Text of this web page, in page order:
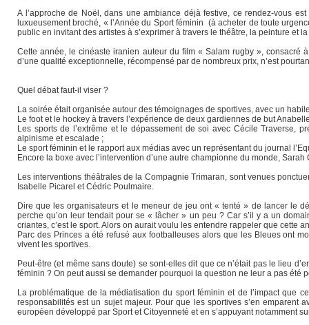
A l’approche de Noël, dans une ambiance déjà festive, ce rendez-vous
luxueusement broché, « l’Année du Sport féminin (à acheter de toute
public en invitant des artistes à s’exprimer à travers le théâtre, la peinture et
Cette année, le cinéaste iranien auteur du film « Salam rugby », consacré
d’une qualité exceptionnelle, récompensé par de nombreux prix, n’est
Quel débat faut-il viser ?
La soirée était organisée autour des témoignages de sportives, avec un
Le foot et le hockey à travers l’expérience de deux gardiennes de but
Les sports de l’extrême et le dépassement de soi avec Cécile Traverse,
alpinisme et escalade ;
Le sport féminin et le rapport aux médias avec un représentant du journal
Encore la boxe avec l’intervention d’une autre championne du monde, Sarah
Les interventions théâtrales de la Compagnie Trimaran, sont venues
Isabelle Picarel et Cédric Poulmaire.
Dire que les organisateurs et le meneur de jeu ont « tenté » de lancer le
perche qu’on leur tendait pour se « lâcher » un peu ? Car s’il y a un
criantes, c’est le sport. Alors on aurait voulu les entendre rappeler que
Parc des Princes a été refusé aux footballeuses alors que les Bleues ont
vivent les sportives.
Peut-être (et même sans doute) se sont-elles dit que ce n’était pas le lieu
féminin ? On peut aussi se demander pourquoi la question ne leur a pas été
La problématique de la médiatisation du sport féminin et de l’impact que
responsabilités est un sujet majeur. Pour que les sportives s’en emparent
européen développé par Sport et Citoyenneté et en s’appuyant notamment